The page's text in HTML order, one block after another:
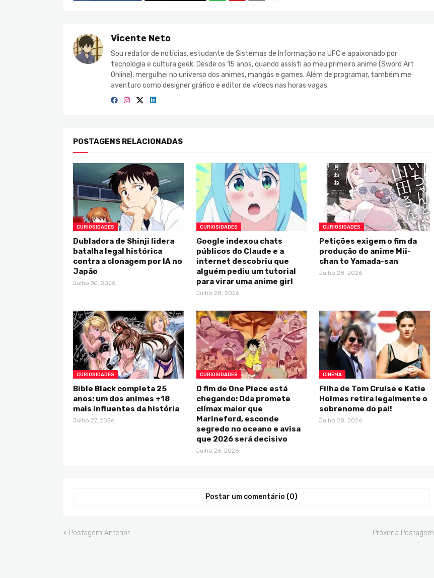
Vicente Neto
Sou redator de notícias, estudante de Sistemas de Informação na UFC e apaixonado por
tecnologia e cultura geek. Desde os 15 anos, quando assisti ao meu primeiro anime (Sword Art
Online), mergulhei no universo dos animes, mangás e games. Além de programar, também me
aventuro como designer gráfico e editor de vídeos nas horas vagas.
POSTAGENS RELACIONADAS
CURIOSIDADES
Dubladora de Shinji lidera
batalha legal histórica
contra a clonagem por IA no
Japão
Julho 30, 2026
CURIOSIDADES
Google indexou chats
públicos do Claude e a
internet descobriu que
alguém pediu um tutorial
para virar uma anime girl
Julho 28, 2026
CURIOSIDADES
Petições exigem o fim da
produção do anime Mii-
chan to Yamada-san
Julho 28, 2026
CURIOSIDADES
Bible Black completa 25
anos: um dos animes +18
mais influentes da história
Julho 27, 2026
CURIOSIDADES
O fim de One Piece está
chegando: Oda promete
clímax maior que
Marineford, esconde
segredo no oceano e avisa
que 2026 será decisivo
Julho 26, 2026
CINEMA
Filha de Tom Cruise e Katie
Holmes retira legalmente o
sobrenome do pai!
Julho 28, 2026
Postar um comentário (0)
Postagem Anterior Próxima Postagem